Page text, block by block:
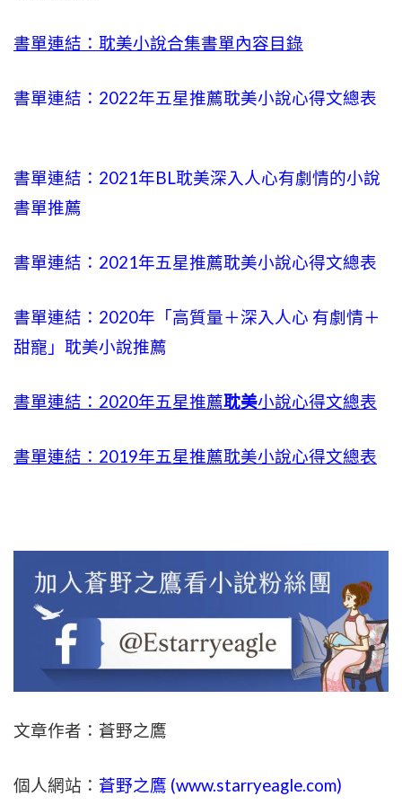
書單連結：耽美小說合集書單內容目錄
書單連結：2022年五星推薦耽美小說心得文總表
書單連結：2021年BL耽美深入人心有劇情的小說
書單推薦
書單連結：2021年五星推薦耽美小說心得文總表
書單連結：2020年「高質量＋深入人心 有劇情＋
甜寵」耽美小說推薦
書單連結：2020年五星推薦耽美小說心得文總表
書單連結：2019年五星推薦耽美小說心得文總表
文章作者：蒼野之鷹
個人網站： 蒼野之鷹 (www.starryeagle.com)